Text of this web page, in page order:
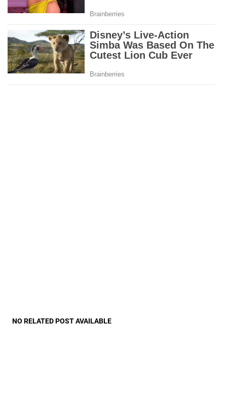
NO RELATED POST AVAILABLE